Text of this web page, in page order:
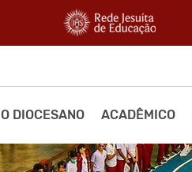
O DIOCESANO ACADÊMICO